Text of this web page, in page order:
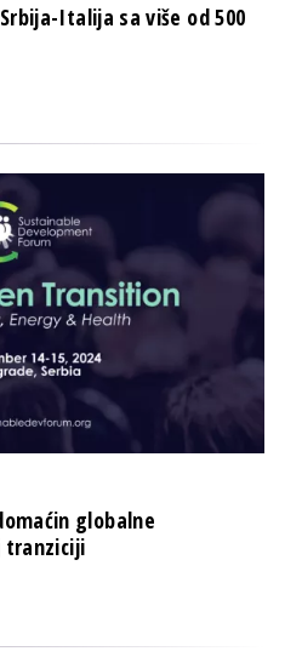
Italija sa više od 500
globalne
tranziciji